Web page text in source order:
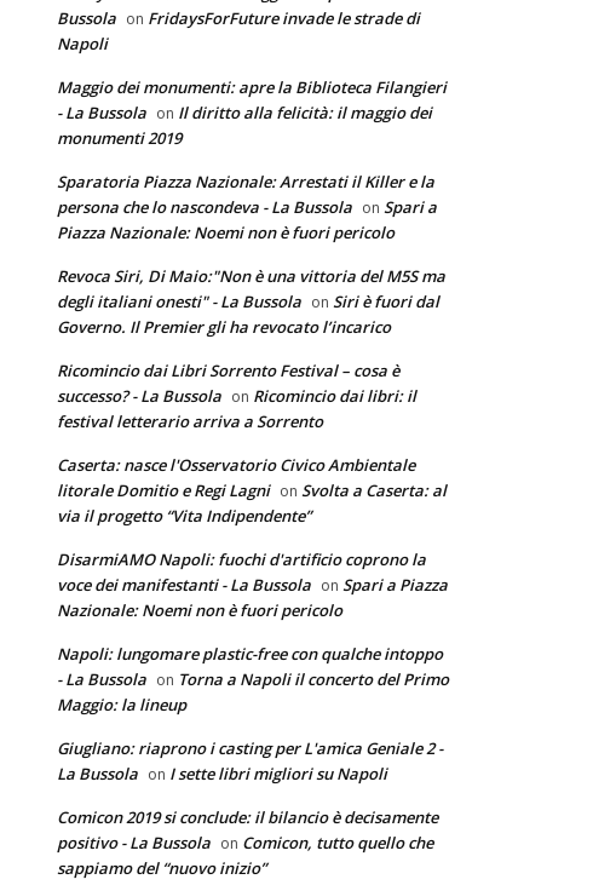
Bussola on FridaysForFuture invade le strade di
Napoli
Maggio dei monumenti: apre la Biblioteca Filangieri
- La Bussola on Il diritto alla felicità: il maggio dei
monumenti 2019
Sparatoria Piazza Nazionale: Arrestati il Killer e la
persona che lo nascondeva - La Bussola on Spari a
Piazza Nazionale: Noemi non è fuori pericolo
Revoca Siri, Di Maio:"Non è una vittoria del M5S ma
degli italiani onesti" - La Bussola on Siri è fuori dal
Governo. Il Premier gli ha revocato l’incarico
Ricomincio dai Libri Sorrento Festival – cosa è
successo? - La Bussola on Ricomincio dai libri: il
festival letterario arriva a Sorrento
Caserta: nasce l'Osservatorio Civico Ambientale
litorale Domitio e Regi Lagni on Svolta a Caserta: al
via il progetto “Vita Indipendente”
DisarmiAMO Napoli: fuochi d'artificio coprono la
voce dei manifestanti - La Bussola on Spari a Piazza
Nazionale: Noemi non è fuori pericolo
Napoli: lungomare plastic-free con qualche intoppo
- La Bussola on Torna a Napoli il concerto del Primo
Maggio: la lineup
Giugliano: riaprono i casting per L'amica Geniale 2 -
La Bussola on I sette libri migliori su Napoli
Comicon 2019 si conclude: il bilancio è decisamente
positivo - La Bussola on Comicon, tutto quello che
sappiamo del “nuovo inizio”